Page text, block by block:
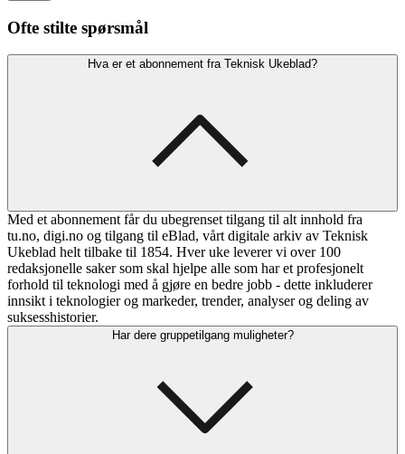
Ofte stilte spørsmål
Hva er et abonnement fra Teknisk Ukeblad?
Med et abonnement får du ubegrenset tilgang til alt innhold fra
tu.no, digi.no og tilgang til eBlad, vårt digitale arkiv av Teknisk
Ukeblad helt tilbake til 1854. Hver uke leverer vi over 100
redaksjonelle saker som skal hjelpe alle som har et profesjonelt
forhold til teknologi med å gjøre en bedre jobb - dette inkluderer
innsikt i teknologier og markeder, trender, analyser og deling av
suksesshistorier.
Har dere gruppetilgang muligheter?